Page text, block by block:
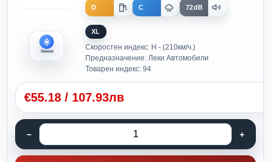
Зимни
D C 72dB
XL
Скоростен индекс: H - (210км/ч.)
Предназначение: Леки Автомобили
Товарен индекс: 94
€55.18 / 107.93лв